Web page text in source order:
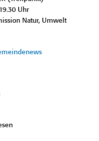
Uhr
Natur, Umwelt